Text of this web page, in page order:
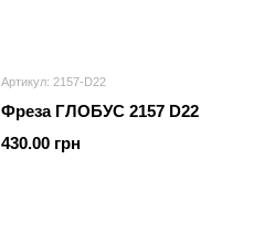
Артикул: 2157-D22
Фреза ГЛОБУС 2157 D22
430.00 грн